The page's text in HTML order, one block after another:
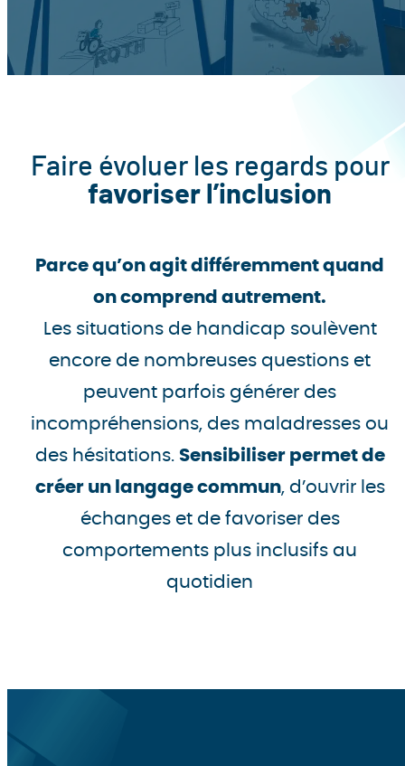
Faire évoluer les regards pour
favoriser l’inclusion
Parce qu’on agit différemment quand
on comprend autrement.
Les situations de handicap soulèvent
encore de nombreuses questions et
peuvent parfois générer des
incompréhensions, des maladresses ou
des hésitations. Sensibiliser permet de
créer un langage commun, d’ouvrir les
échanges et de favoriser des
comportements plus inclusifs au
quotidien